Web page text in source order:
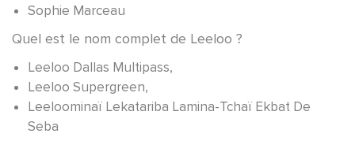
Sophie Marceau
Quel est le nom complet de Leeloo ?
Leeloo Dallas Multipass,
Leeloo Supergreen,
Leeloominaï Lekatariba Lamina-Tchaï Ekbat De
Seba